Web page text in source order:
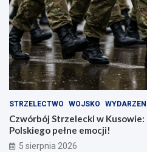
STRZELECTWO WOJSKO
Czwórbój Strzelecki w
Polskiego pełne emocji!
5 sierpnia 2026